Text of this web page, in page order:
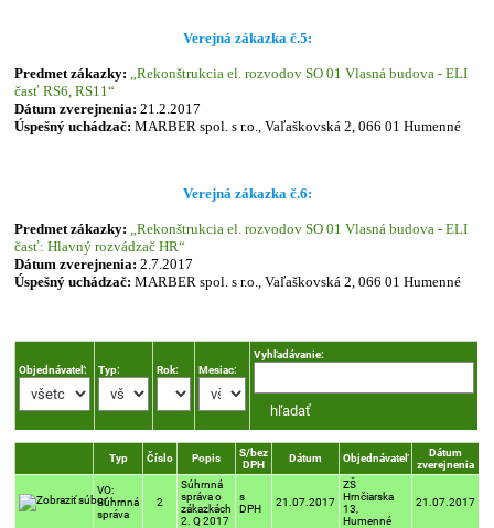
Verejná zákazka č.5:
Predmet zákazky:
„Rekonštrukcia el. rozvodov SO 01 Vlasná budova - ELI
časť RS6, RS11“
Dátum zverejnenia: 21.2.2017
Úspešný uchádzač: MARBER spol. s r.o., Vaľaškovská 2, 066 01 Humenné
Verejná zákazka č.6:
Predmet zákazky:
„Rekonštrukcia el. rozvodov SO 01 Vlasná budova - ELI
časť: Hlavný rozvádzač HR“
Dátum zverejnenia: 2.7.2017
Úspešný uchádzač: MARBER spol. s r.o., Vaľaškovská 2, 066 01 Humenné
Objednávateľ: Typ: Rok: Mesiac:
Vyhľadávanie:
Typ Číslo Popis
S/bez
DPH
Dátum Objednávateľ
Dátum
zverejnenia
VO:
Súhrnná
správa
2
Súhrnná
správa o
zákazkách
2. Q 2017
s
DPH
21.07.2017
ZŠ
Hrnčiarska
13,
Humenné
21.07.2017